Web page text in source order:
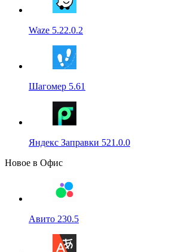
Waze 5.22.0.2
Шагомер 5.61
Яндекс Заправки 521.0.0
Новое в Офис
Авито 230.5